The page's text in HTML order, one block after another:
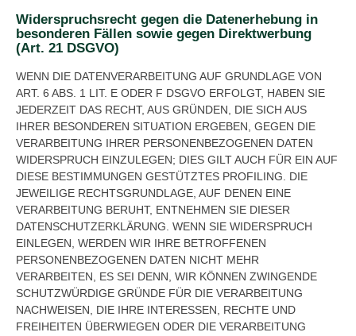
Widerspruchsrecht gegen die Datenerhebung in
besonderen Fällen sowie gegen Direktwerbung
(Art. 21 DSGVO)
WENN DIE DATENVERARBEITUNG AUF GRUNDLAGE VON
ART. 6 ABS. 1 LIT. E ODER F DSGVO ERFOLGT, HABEN SIE
JEDERZEIT DAS RECHT, AUS GRÜNDEN, DIE SICH AUS
IHRER BESONDEREN SITUATION ERGEBEN, GEGEN DIE
VERARBEITUNG IHRER PERSONENBEZOGENEN DATEN
WIDERSPRUCH EINZULEGEN; DIES GILT AUCH FÜR EIN AUF
DIESE BESTIMMUNGEN GESTÜTZTES PROFILING. DIE
JEWEILIGE RECHTSGRUNDLAGE, AUF DENEN EINE
VERARBEITUNG BERUHT, ENTNEHMEN SIE DIESER
DATENSCHUTZERKLÄRUNG. WENN SIE WIDERSPRUCH
EINLEGEN, WERDEN WIR IHRE BETROFFENEN
PERSONENBEZOGENEN DATEN NICHT MEHR
VERARBEITEN, ES SEI DENN, WIR KÖNNEN ZWINGENDE
SCHUTZWÜRDIGE GRÜNDE FÜR DIE VERARBEITUNG
NACHWEISEN, DIE IHRE INTERESSEN, RECHTE UND
FREIHEITEN ÜBERWIEGEN ODER DIE VERARBEITUNG